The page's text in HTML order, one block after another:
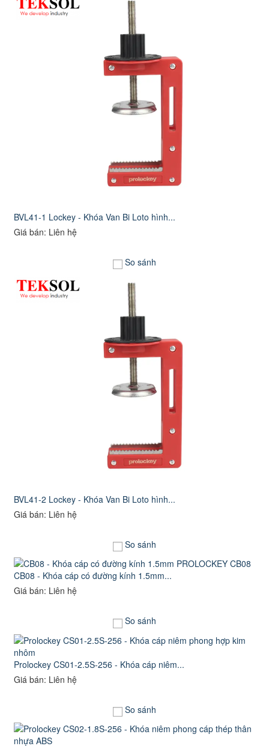
BVL41-1 Lockey - Khóa Van Bi Loto hình...
Giá bán: Liên hệ
So sánh
BVL41-2 Lockey - Khóa Van Bi Loto hình...
Giá bán: Liên hệ
So sánh
CB08 - Khóa cáp có đường kính 1.5mm...
Giá bán: Liên hệ
So sánh
Prolockey CS01-2.5S-256 - Khóa cáp niêm...
Giá bán: Liên hệ
So sánh